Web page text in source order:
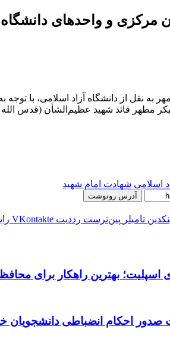
مرکزی و واحدهای دانشگاه
به نقل از دانشگاه آزاد اسلامی، با
قائد شهید عظیم‌الشأن (قدس الله نفسه
اسلامی شهادت امام شهید
آدرس رونوشت
‫تامبلر ‫پین‌ترست ‫رددیت ‫VKontakte
اسپلیت؛ بهترین راهکار برای
صدور احکام انضباطی دانشجویان